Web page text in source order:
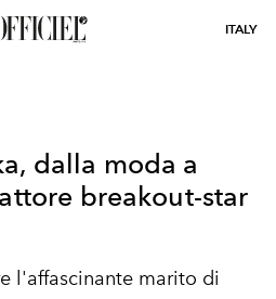
ITALY
dalla moda a
breakout-star
l'affascinante marito di